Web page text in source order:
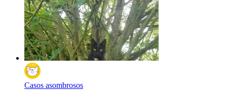
Casos asombrosos